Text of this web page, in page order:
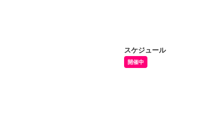
スケジュール
開催中